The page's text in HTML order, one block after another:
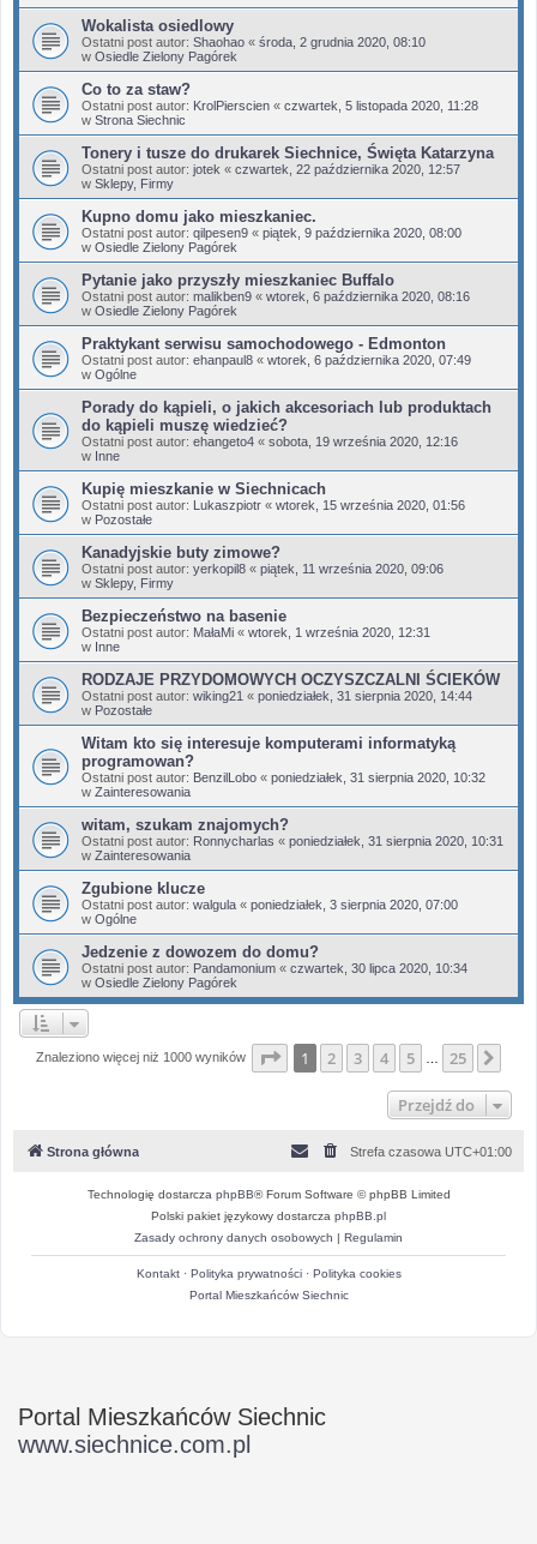
Wokalista osiedlowy
Ostatni post autor: Shaohao « środa, 2 grudnia 2020, 08:10
w Osiedle Zielony Pagórek
Co to za staw?
Ostatni post autor: KrolPierscien « czwartek, 5 listopada 2020, 11:28
w Strona Siechnic
Tonery i tusze do drukarek Siechnice, Święta Katarzyna
Ostatni post autor: jotek « czwartek, 22 października 2020, 12:57
w Sklepy, Firmy
Kupno domu jako mieszkaniec.
Ostatni post autor: qilpesen9 « piątek, 9 października 2020, 08:00
w Osiedle Zielony Pagórek
Pytanie jako przyszły mieszkaniec Buffalo
Ostatni post autor: malikben9 « wtorek, 6 października 2020, 08:16
w Osiedle Zielony Pagórek
Praktykant serwisu samochodowego - Edmonton
Ostatni post autor: ehanpaul8 « wtorek, 6 października 2020, 07:49
w Ogólne
Porady do kąpieli, o jakich akcesoriach lub produktach
do kąpieli muszę wiedzieć?
Ostatni post autor: ehangeto4 « sobota, 19 września 2020, 12:16
w Inne
Kupię mieszkanie w Siechnicach
Ostatni post autor: Lukaszpiotr « wtorek, 15 września 2020, 01:56
w Pozostałe
Kanadyjskie buty zimowe?
Ostatni post autor: yerkopil8 « piątek, 11 września 2020, 09:06
w Sklepy, Firmy
Bezpieczeństwo na basenie
Ostatni post autor: MałaMi « wtorek, 1 września 2020, 12:31
w Inne
RODZAJE PRZYDOMOWYCH OCZYSZCZALNI ŚCIEKÓW
Ostatni post autor: wiking21 « poniedziałek, 31 sierpnia 2020, 14:44
w Pozostałe
Witam kto się interesuje komputerami informatyką
programowan?
Ostatni post autor: BenzilLobo « poniedziałek, 31 sierpnia 2020, 10:32
w Zainteresowania
witam, szukam znajomych?
Ostatni post autor: Ronnycharlas « poniedziałek, 31 sierpnia 2020, 10:31
w Zainteresowania
Zgubione klucze
Ostatni post autor: walgula « poniedziałek, 3 sierpnia 2020, 07:00
w Ogólne
Jedzenie z dowozem do domu?
Ostatni post autor: Pandamonium « czwartek, 30 lipca 2020, 10:34
w Osiedle Zielony Pagórek
Znaleziono więcej niż 1000 wyników Strona z25
1 2 3 4 5 25
Przejdź do
Strona główna Strefa czasowa UTC+01:00
Technologię dostarcza phpBB® Forum Software © phpBB Limited
Polski pakiet językowy dostarcza phpBB.pl
Zasady ochrony danych osobowych | Regulamin
Kontakt· Polityka prywatności· Polityka cookies
Portal Mieszkańców Siechnic
Portal Mieszkańców Siechnic
www.siechnice.com.pl